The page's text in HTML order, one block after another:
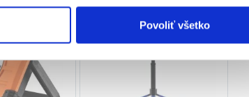
Povoliť všetko